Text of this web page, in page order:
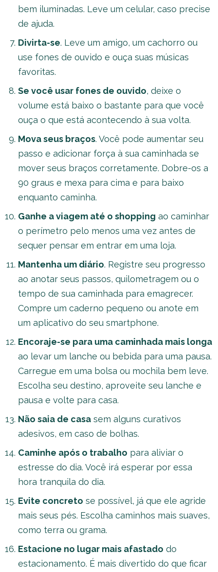
bem iluminadas. Leve um celular, caso precise
de ajuda.
Divirta-se. Leve um amigo, um cachorro ou
use fones de ouvido e ouça suas músicas
favoritas.
Se você usar fones de ouvido, deixe o
volume está baixo o bastante para que você
ouça o que está acontecendo à sua volta.
Mova seus braços. Você pode aumentar seu
passo e adicionar força à sua caminhada se
mover seus braços corretamente. Dobre-os a
90 graus e mexa para cima e para baixo
enquanto caminha.
Ganhe a viagem até o shopping ao caminhar
o perímetro pelo menos uma vez antes de
sequer pensar em entrar em uma loja.
Mantenha um diário. Registre seu progresso
ao anotar seus passos, quilometragem ou o
tempo de sua caminhada para emagrecer.
Compre um caderno pequeno ou anote em
um aplicativo do seu smartphone.
Encoraje-se para uma caminhada mais longa
ao levar um lanche ou bebida para uma pausa.
Carregue em uma bolsa ou mochila bem leve.
Escolha seu destino, aproveite seu lanche e
pausa e volte para casa.
Não saia de casa sem alguns curativos
adesivos, em caso de bolhas.
Caminhe após o trabalho para aliviar o
estresse do dia. Você irá esperar por essa
hora tranquila do dia.
Evite concreto se possível, já que ele agride
mais seus pés. Escolha caminhos mais suaves,
como terra ou grama.
Estacione no lugar mais afastado do
estacionamento. É mais divertido do que ficar